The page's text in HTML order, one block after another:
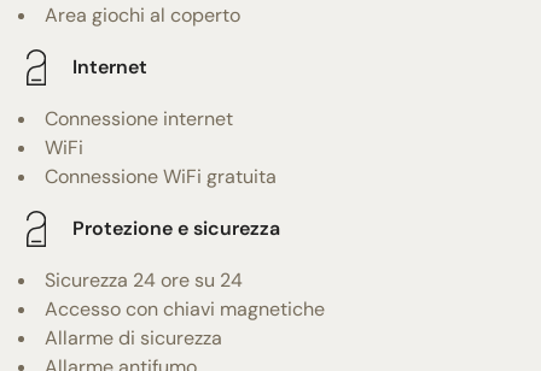
Area giochi al coperto
Internet
Connessione internet
WiFi
Connessione WiFi gratuita
Protezione e sicurezza
Sicurezza 24 ore su 24
Accesso con chiavi magnetiche
Allarme di sicurezza